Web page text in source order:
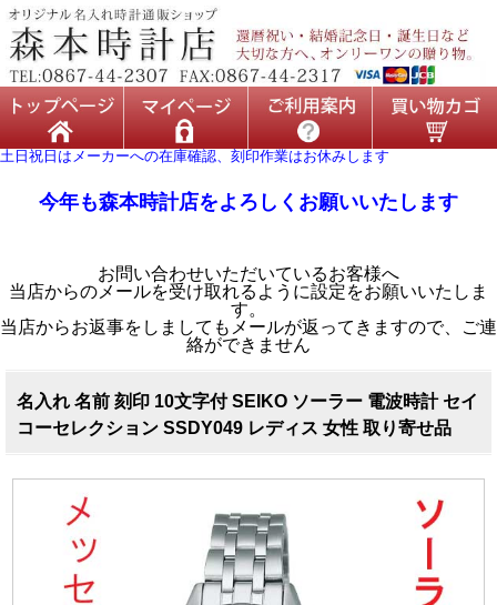
土日祝日はメーカーへの在庫確認、刻印作業はお休みします
今年も森本時計店をよろしくお願いいたします
お問い合わせいただいているお客様へ
当店からのメールを受け取れるように設定をお願いいたしま
す。
当店からお返事をしましてもメールが返ってきますので、ご連
絡ができません
名入れ 名前 刻印 10文字付 SEIKO ソーラー 電波時計 セイ
コーセレクション SSDY049 レディス 女性 取り寄せ品